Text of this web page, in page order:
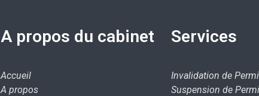
A propos du cabinet
Accueil
A propos
Services
Invalidation de
Suspension de